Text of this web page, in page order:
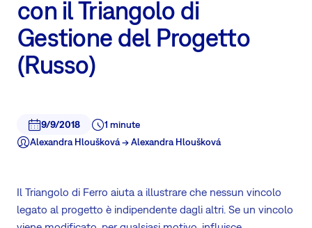
con il Triangolo di
Gestione del Progetto
(Russo)
9/9/2018
1 minute
Alexandra Hloušková -> Alexandra Hloušková
Il Triangolo di Ferro aiuta a illustrare che nessun vincolo
legato al progetto è indipendente dagli altri. Se un vincolo